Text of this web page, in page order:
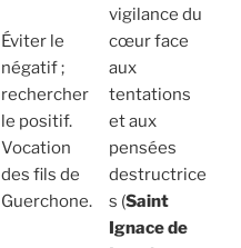
Éviter le
négatif ;
rechercher
le positif.
Vocation
des fils de
Guerchone.
vigilance du
cœur face
aux
tentations
et aux
pensées
destructrice
s (Saint
Ignace de